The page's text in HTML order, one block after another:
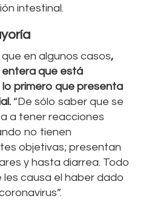
intestinal.
en algunos casos,
que está
primero que presenta
“De sólo saber que se
a tener reacciones
no tienen
objetivas; presentan
y hasta diarrea. Todo
les causa el haber dado